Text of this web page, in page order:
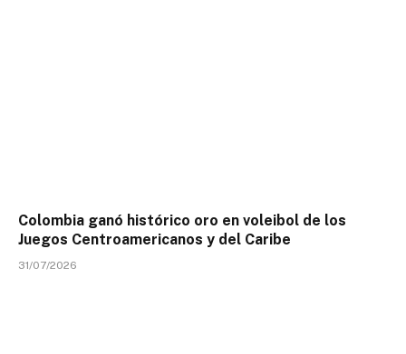
Colombia ganó histórico oro en voleibol de los
Juegos Centroamericanos y del Caribe
31/07/2026